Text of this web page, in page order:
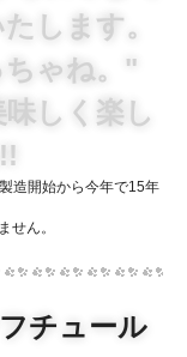
します。
ゃね。"
しく楽し
造開始から今年で15年
せん。
チュール